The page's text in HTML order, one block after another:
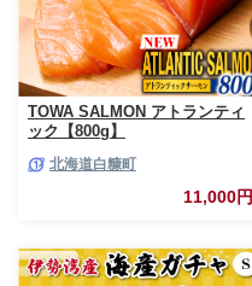
TOWA SALMON アトランティ
ック【800g】
北海道白糠町
11,000円